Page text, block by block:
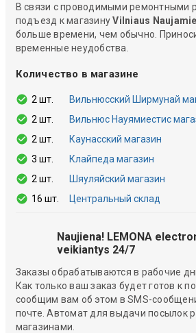
В связи с проводимыми ремонтными
подъезд к магазинуVilniaus
больше времени, чем обычно.
временные неудобства.
Количество в магазине
2 шт.
Вильнюсский Ширмунай
2 шт.
Вильнюс Науямиестис
2 шт.
Каунасский магазин
3 шт.
Клайпеда магазин
2 шт.
Шяуляйский магазин
16 шт.
Центральный склад
Naujiena! LEMONA
veikiantys 24/7
Заказы обрабатываются в рабочие
Как только ваш заказ будет готов к
сообщим вам об этом в SMS-
почте. Автомат для выдачи посылок
магазинами.